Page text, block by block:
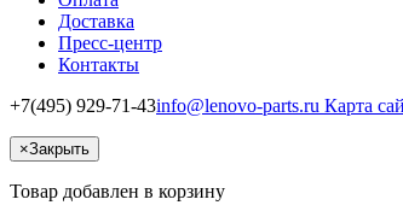
Доставка
Пресс-центр
Контакты
+7(495) 929-71-43info@lenovo-parts.ru Карта
×Закрыть
Товар добавлен в корзину